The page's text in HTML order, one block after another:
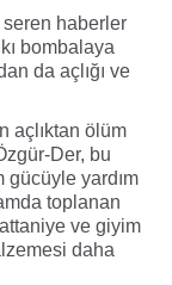
seren haberler
bombalaya
da açlığı ve
açlıktan ölüm
Der, bu
yardım
toplanan
ve giyim
daha